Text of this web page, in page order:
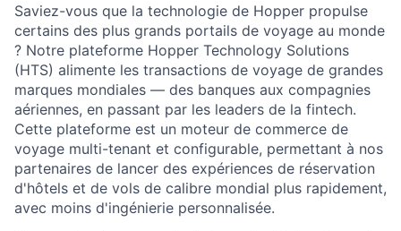
Saviez-vous que la technologie de Hopper propulse
certains des plus grands portails de voyage au monde
? Notre plateforme Hopper Technology Solutions
(HTS) alimente les transactions de voyage de grandes
marques mondiales — des banques aux compagnies
aériennes, en passant par les leaders de la fintech.
Cette plateforme est un moteur de commerce de
voyage multi-tenant et configurable, permettant à nos
partenaires de lancer des expériences de réservation
d'hôtels et de vols de calibre mondial plus rapidement,
avec moins d'ingénierie personnalisée.